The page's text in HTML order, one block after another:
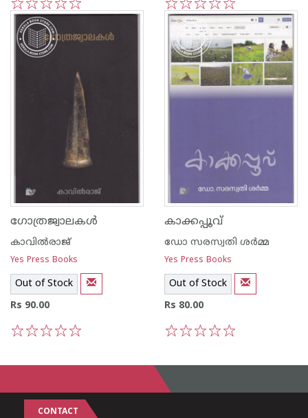
5
4
3
2
1 5
4
3
2
1
ഗോത്രജ്വാലകള്‍
കാവില്‍‌രാജ്‌
Yes Press Books
Out of Stock
Rs 90.00
കാക്കപ്പൂവ്
ഡോ സരസ്വതി ശര്‍മ്മ
Yes Press Books
Out of Stock
Rs 80.00
CONTACT